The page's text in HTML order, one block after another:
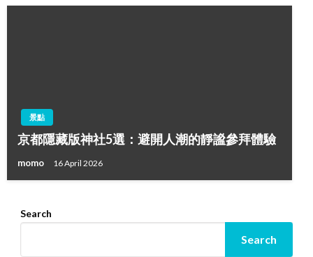
景點
京都隱藏版神社5選：避開人潮的靜謐參拜體驗
momo 16 April 2026
Search
Search